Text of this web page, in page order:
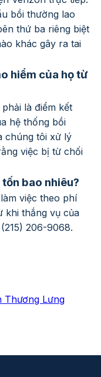
bồi thường lao
thứ ba riêng biệt
khác gây ra tai
hiểm của họ từ
là điểm kết
hệ thống bồi
chúng tôi xử lý
việc bị từ chối
bao nhiêu?
việc theo phí
khi thắng vụ của
206-9068.
Thương Lưng